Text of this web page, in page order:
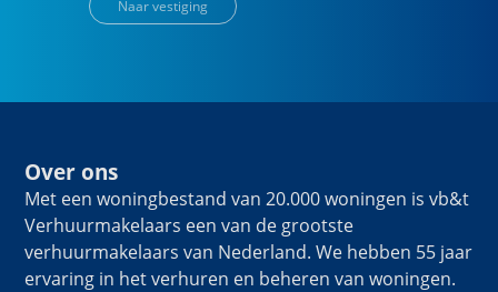
Naar vestiging
Over ons
Met een woningbestand van 20.000 woningen is vb&t
Verhuurmakelaars een van de grootste
verhuurmakelaars van Nederland. We hebben 55 jaar
ervaring in het verhuren en beheren van woningen.